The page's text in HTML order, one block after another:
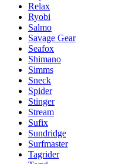
Relax
Ryobi
Salmo
Savage Gear
Seafox
Shimano
Simms
Sneck
Spider
Stinger
Stream
Sufix
Sundridge
Surfmaster
Tagrider